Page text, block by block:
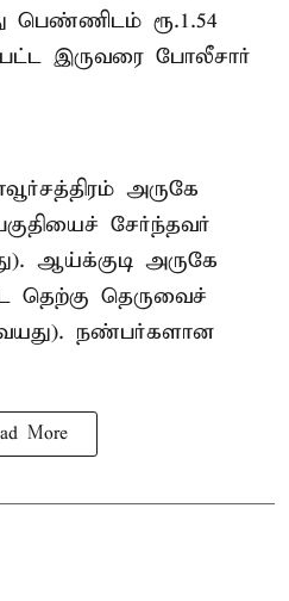
பெண்ணிடம் ரூ.1.54
இருவரை போலீசார்
அருகே
சேர்ந்தவர்
ஆய்க்குடி அருகே
தெருவைச்
வயது). நண்பர்களான
More